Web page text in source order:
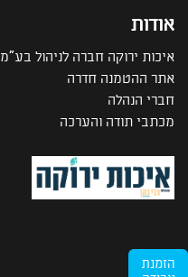
אודות
איכות ירוקה חברה לניהול בע"מ
אתר ההטמנה חדרה
חברי הנהלה
מכתבי תודה והערכה
הזמנת